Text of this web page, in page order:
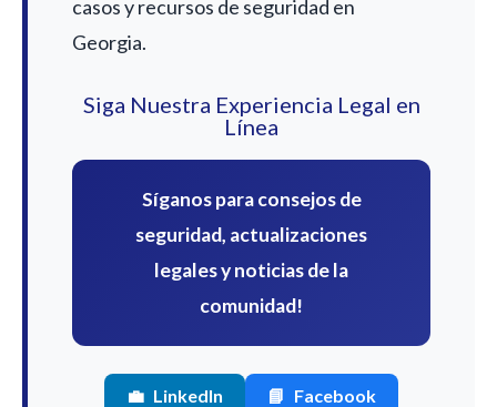
casos y recursos de seguridad en
Georgia.
Siga Nuestra Experiencia Legal en
Línea
Síganos para consejos de
seguridad, actualizaciones
legales y noticias de la
comunidad!
💼 LinkedIn 📘 Facebook